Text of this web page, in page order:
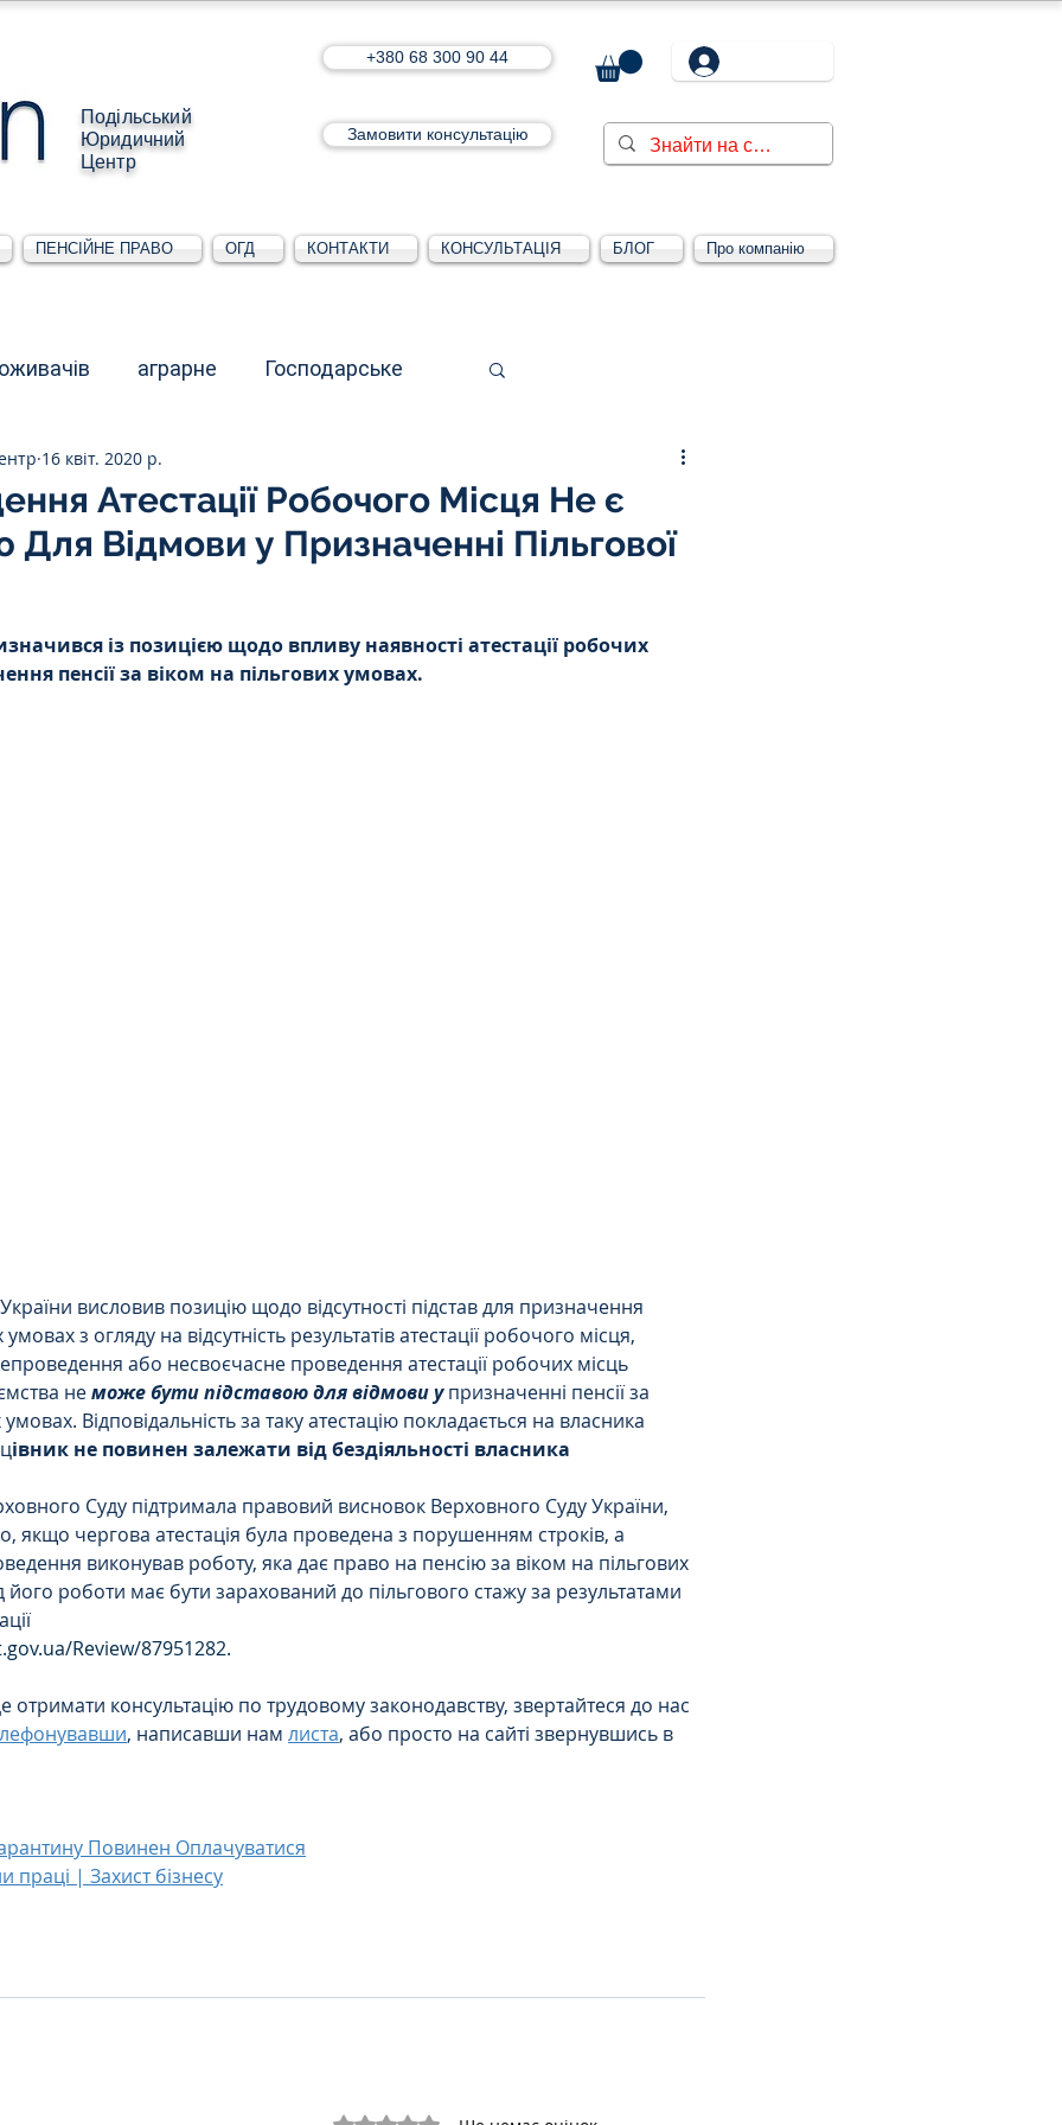
Подільський
Юридичний
Центр
+380 68 300 90 44
Замовити консультацію
ПЕНСІЙНЕ ПРАВО ОГД КОНТАКТИ КОНСУЛЬТАЦІЯ БЛОГ Про компанію
аграрне Господарське
Для юридичних осіб
Інтелектуальна власність
Адміністративі порушення
Атестації Робочого Місця Не є
Для Відмови у Призначенні Пільгової
16 квіт. 2020 р.
із позицією щодо впливу наявності атестації робочих
пенсії за віком на пільгових умовах.
висловив позицію щодо відсутності підстав для призначення
умовах з огляду на відсутність результатів атестації робочого місця,
або несвоєчасне проведення атестації робочих місць
не може бути підставою для відмови у призначенні пенсії за
Відповідальність за таку атестацію покладається на власника
івник не повинен залежати від бездіяльності власника
Суду підтримала правовий висновок Верховного Суду України,
якщо чергова атестація була проведена з порушенням строків, а
виконував роботу, яка дає право на пенсію за віком на пільгових
роботи має бути зарахований до пільгового стажу за результатами
Review/87951282.
отримати консультацію по трудовому законодавству, звертайтеся до нас
, написавши нам листа, або просто на сайті звернувшись в
Повинен Оплачуватися
праці | Захист бізнесу